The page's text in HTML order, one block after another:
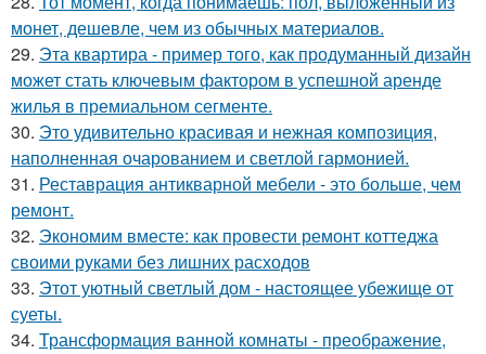
монет, дешевле, чем из обычных материалов.
29. Эта квартира - пример того, как продуманный дизайн
может стать ключевым фактором в успешной аренде
жилья в премиальном сегменте.
30. Это удивительно красивая и нежная композиция,
наполненная очарованием и светлой гармонией.
31. Реставрация антикварной мебели - это больше, чем
ремонт.
32. Экономим вместе: как провести ремонт коттеджа
своими руками без лишних расходов
33. Этот уютный светлый дом - настоящее убежище от
суеты.
34. Трансформация ванной комнаты - преображение,